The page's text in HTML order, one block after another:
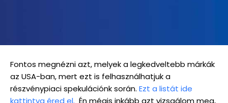
Fontos megnézni azt, melyek a legkedveltebb márkák
az USA-ban, mert ezt is felhasználhatjuk a
részvénypiaci spekulációnk során. Ezt a listát ide
kattintva éred el. Én mégis inkább azt vizsgálom meg,